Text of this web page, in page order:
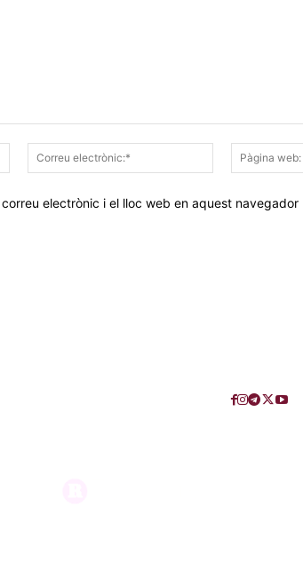
Nom:*
Correu
electrònic:*
correu electrònic i el lloc web en aquest